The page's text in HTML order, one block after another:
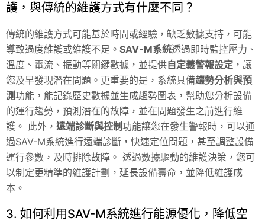
護，與傳統的維護方式有什麼不同？
傳統的維護方式可能基於時間或經驗，缺乏數據支持，可能
導致過度維護或維護不足。 SAV-M系統透過即時監控壓力、
溫度、電流、振動等關鍵數據，並提供自定義警報設定 ，讓
您及早發現潛在問題。更重要的是，系統具備趨勢分析與預
測功能，能記錄歷史數據並生成趨勢圖表，幫助您分析設備
的運行趨勢，預測潛在的故障，並在問題發生之前進行維
護。 此外， 遠端診斷與控制功能讓您在發生警報時，可以通
過SAV-M系統進行遠端診斷，快速定位問題，甚至調整設備
運行參數，及時排除故障。 透過數據驅動的維護決策，您可
以制定更精準的維護計劃，延長設備壽命，並降低維護成
本。
3. 如何利用SAV-M系統進行能源優化，降低空